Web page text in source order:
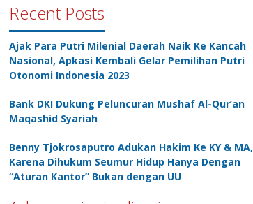
Recent Posts
Ajak Para Putri Milenial Daerah Naik Ke Kancah
Nasional, Apkasi Kembali Gelar Pemilihan Putri
Otonomi Indonesia 2023
Bank DKI Dukung Peluncuran Mushaf Al-Qur’an
Maqashid Syariah
Benny Tjokrosaputro Adukan Hakim Ke KY & MA,
Karena Dihukum Seumur Hidup Hanya Dengan
“Aturan Kantor” Bukan dengan UU